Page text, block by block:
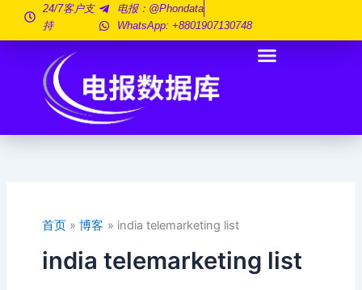
24/7客户支
持
电报：@phondata
WhatsApp: +8801907130748
首页 博客 india telemarketing list
india telemarketing list